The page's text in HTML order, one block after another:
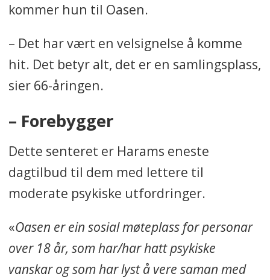
kommer hun til Oasen.
– Det har vært en velsignelse å komme
hit. Det betyr alt, det er en samlingsplass,
sier 66-åringen.
– Forebygger
Dette senteret er Harams eneste
dagtilbud til dem med lettere til
moderate psykiske utfordringer.
«Oasen er ein sosial møteplass for personar
over 18 år, som har/har hatt psykiske
vanskar og som har lyst å vere saman med